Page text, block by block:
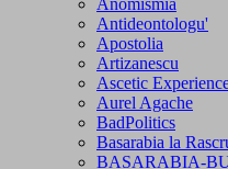
Anomismia
Antideontologu'
Apostolia
Artizanescu
Ascetic
Aurel Agache
BadPolitics
Basarabia la
BASARABIA-